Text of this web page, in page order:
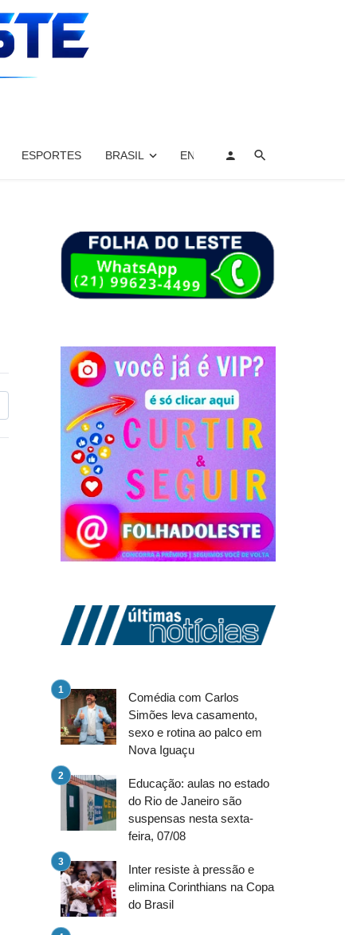
ESPORTES BRASIL ENTRETENIMENTO, ARTES E
Comédia com Carlos
Simões leva casamento,
sexo e rotina ao palco em
Nova Iguaçu
Educação: aulas no estado
do Rio de Janeiro são
suspensas nesta sexta-
feira, 07/08
Inter resiste à pressão e
elimina Corinthians na Copa
do Brasil